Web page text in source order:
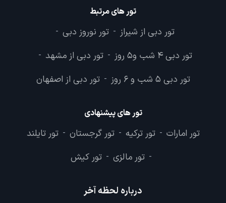
تور های مرتبط
تور دبی از شیراز - تور نوروز دبی -
تور دبی 4 شب و5 روز - تور دبی از مشهد -
تور دبی 5 شب و 6 روز - تور دبی از اصفهان
تور های پیشنهادی
تور امارات - تور ترکیه - تور گرجستان - تور تایلند
- تور مالزی - تور کیش
درباره لحظه آخر